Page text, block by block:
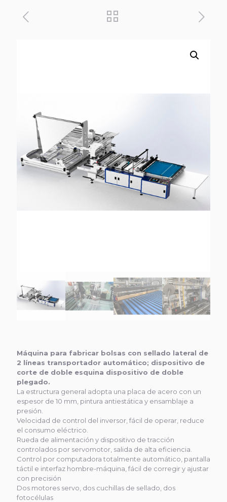
Máquina para fabricar bolsas con sellado lateral de
2 líneas transportador automático; dispositivo de
corte de doble esquina dispositivo de doble
plegado.
La estructura general adopta una placa de acero con un
espesor de 10 mm, pintura antiestática y ensamblaje a
presión.
Velocidad de control del inversor, fácil de operar, reduce
el consumo eléctrico.
Rueda de alimentación y dispositivo de tracción
controlados por servomotor, salida de alta eficiencia.
Control por computadora totalmente automático, pantalla
táctil e interfaz hombre-máquina, fácil de corregir y ajustar
con precisión
Dos motores servo, dos cuchillas de sellado, dos
fotocélulas